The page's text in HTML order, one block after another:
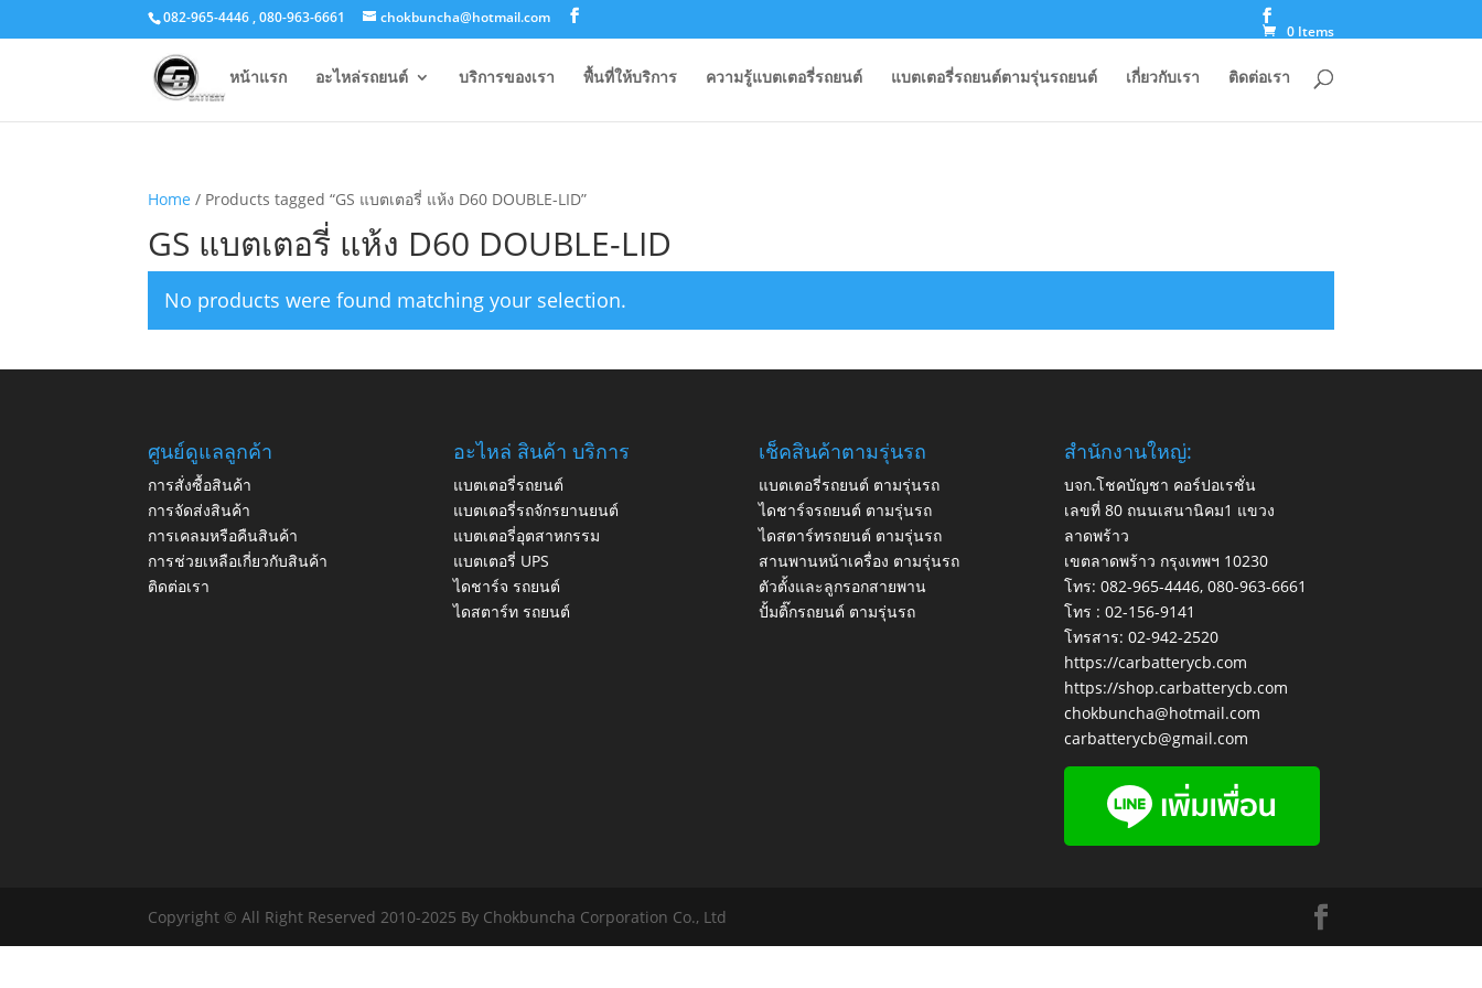
082-965-4446 , 080-963-6661 chokbuncha@hotmail.com
0 Items
หน้าแรก อะไหล่รถยนต์ บริการของเรา พื้นที่ให้บริการ ความรู้แบตเตอรี่รถยนต์ แบตเตอรี่รถยนต์ตามรุ่นรถยนต์ เกี่ยวกับเรา ติดต่อเรา
Home / Products tagged “GS แบตเตอรี่ แห้ง D60 DOUBLE-LID”
GS แบตเตอรี่ แห้ง D60 DOUBLE-LID
No products were found matching your selection.
ศูนย์ดูแลลูกค้า
การสั่งซื้อสินค้า
การจัดส่งสินค้า
การเคลมหรือคืนสินค้า
การช่วยเหลือเกี่ยวกับสินค้า
ติดต่อเรา
อะไหล่ สินค้า บริการ
แบตเตอรี่รถยนต์
แบตเตอรี่รถจักรยานยนต์
แบตเตอรี่อุตสาหกรรม
แบตเตอรี่ UPS
ไดชาร์จ รถยนต์
ไดสตาร์ท รถยนต์
เช็คสินค้าตามรุ่นรถ
แบตเตอรี่รถยนต์ ตามรุ่นรถ
ไดชาร์จรถยนต์ ตามรุ่นรถ
ไดสตาร์ทรถยนต์ ตามรุ่นรถ
สานพานหน้าเครื่อง ตามรุ่นรถ
ตัวตั้งและลูกรอกสายพาน
ปั้มติ๊กรถยนต์ ตามรุ่นรถ
สำนักงานใหญ่:
บจก.โชคบัญชา คอร์ปอเรชั่น
เลขที่ 80 ถนนเสนานิคม1 แขวง
ลาดพร้าว
เขตลาดพร้าว กรุงเทพฯ 10230
โทร: 082-965-4446, 080-963-6661
โทร : 02-156-9141
โทรสาร: 02-942-2520
https://carbatterycb.com
https://shop.carbatterycb.com
chokbuncha@hotmail.com
carbatterycb@gmail.com
Copyright © All Right Reserved 2010-2025 By Chokbuncha Corporation Co., Ltd